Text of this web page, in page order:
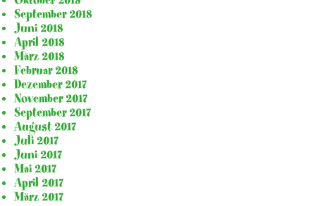
September 2018
Juni 2018
April 2018
März 2018
Februar 2018
Dezember 2017
November 2017
September 2017
August 2017
Juli 2017
Juni 2017
Mai 2017
April 2017
März 2017